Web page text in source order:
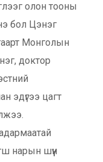
олон тооны
бол Цэнэг
Монголын
доктор
эдүгээ цагт
нарын шүүн